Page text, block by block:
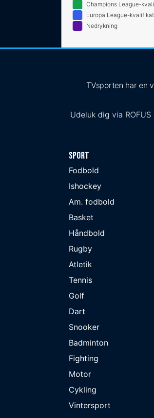
Champions League-
Europa League-
Nedrykning
TVsporten har en
Udeluk dig via ROFUS
Sport
Fodbold
Ishockey
Am. fodbold
Basket
Håndbold
Rugby
Atletik
Tennis
Golf
Dart
Snooker
Badminton
Fighting
Motor
Cykling
Vintersport